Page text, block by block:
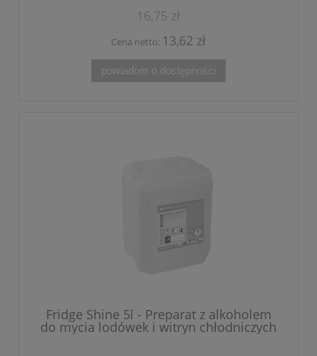
16,75 zł
Cena netto: 13,62 zł
powiadom o dostępności
Fridge Shine 5l - Preparat z alkoholem
do mycia lodówek i witryn chłodniczych